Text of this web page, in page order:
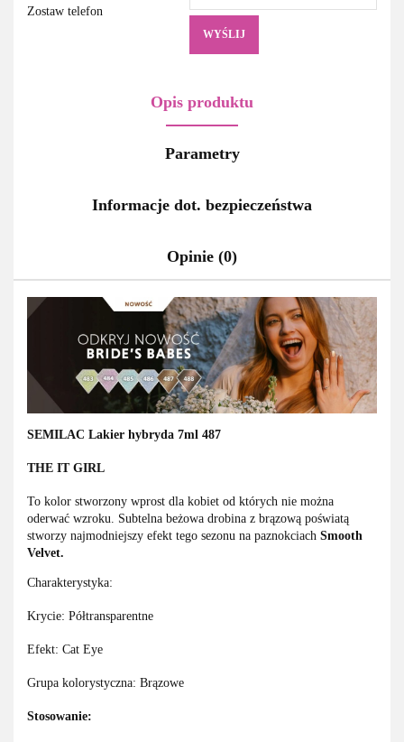
Zostaw telefon
WYŚLIJ
Opis produktu
Parametry
Informacje dot. bezpieczeństwa
Opinie (0)
SEMILAC Lakier hybryda 7ml 487
THE IT GIRL
To kolor stworzony wprost dla kobiet od których nie można
oderwać wzroku. Subtelna beżowa drobina z brązową poświatą
stworzy najmodniejszy efekt tego sezonu na paznokciach Smooth
Velvet.
Charakterystyka:
Krycie: Półtransparentne
Efekt: Cat Eye
Grupa kolorystyczna: Brązowe
Stosowanie: